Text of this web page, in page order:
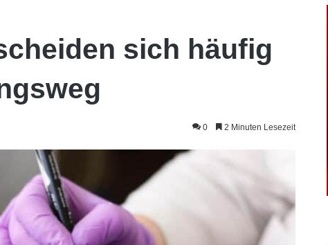
sich häufig
0 2 Minuten Lesezeit